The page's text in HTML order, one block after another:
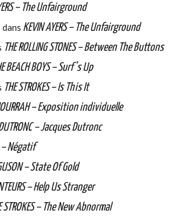
– The Unfairground
dans KEVIN AYERS – The Unfairground
THE ROLLING STONES – Between The Buttons
BEACH BOYS – Surf’s Up
THE STROKES – Is This It
– Exposition individuelle
– Jacques Dutronc
– Négatif
– State Of Gold
– Help Us Stranger
STROKES – The New Abnormal